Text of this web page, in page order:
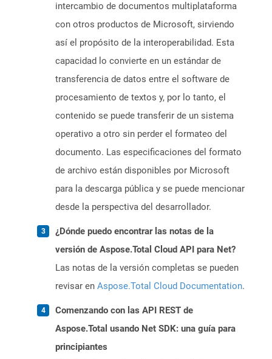
intercambio de documentos multiplataforma
con otros productos de Microsoft, sirviendo
así el propósito de la interoperabilidad. Esta
capacidad lo convierte en un estándar de
transferencia de datos entre el software de
procesamiento de textos y, por lo tanto, el
contenido se puede transferir de un sistema
operativo a otro sin perder el formateo del
documento. Las especificaciones del formato
de archivo están disponibles por Microsoft
para la descarga pública y se puede mencionar
desde la perspectiva del desarrollador.
¿Dónde puedo encontrar las notas de la
versión de Aspose.Total Cloud API para Net?
Las notas de la versión completas se pueden
revisar en Aspose.Total Cloud Documentation.
Comenzando con las API REST de
Aspose.Total usando Net SDK: una guía para
principiantes